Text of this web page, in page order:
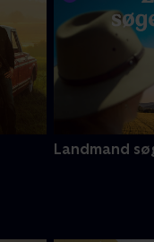
Landmand